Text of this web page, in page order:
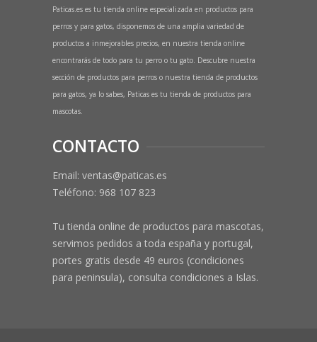
Paticas.es es tu tienda online especializada en productos para
perros y para gatos, disponemos de una amplia variedad de
productos a inmejorables precios, en nuestra tienda online
encontrarás de todo para tu perro o tu gato. Descubre nuestra
sección de productos para perros o nuestra tienda de productos
para gatos, ya lo sabes, Paticas es tu tienda de productos para
mascotas.
CONTACTO
Email: ventas@paticas.es
Teléfono: 968 107 823
Tu tienda online de productos para mascotas,
servimos pedidos a toda españa y portugal,
portes gratis desde 49 euros (condiciones
para peninsula), consulta condiciones a Islas.